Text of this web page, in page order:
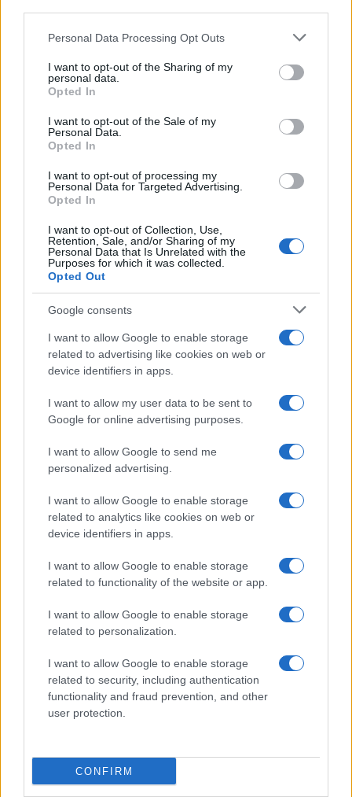
Please note that this website/app uses one or more Google
not limited to your visit or usage behaviour. You may click to
grant or deny consent to Google and its third-party tags to
use your data for below specified purposes in below Google
consent section.
Personal Data Processing Opt Outs
I want to opt-out of the Sharing of my
personal data.
Opted In
I want to opt-out of the Sale of my
Personal Data.
Opted In
I want to opt-out of processing my
Personal Data for Targeted Advertising.
Opted In
I want to opt-out of Collection, Use,
Retention, Sale, and/or Sharing of my
Personal Data that Is Unrelated with the
Purposes for which it was collected.
Opted Out
Google consents
I want to allow Google to enable storage
related to advertising like cookies on web or
device identifiers in apps.
I want to allow my user data to be sent to
Google for online advertising purposes.
I want to allow Google to send me
personalized advertising.
I want to allow Google to enable storage
related to analytics like cookies on web or
device identifiers in apps.
I want to allow Google to enable storage
related to functionality of the website or app.
I want to allow Google to enable storage
related to personalization.
I want to allow Google to enable storage
related to security, including authentication
functionality and fraud prevention, and other
user protection.
CONFIRM
Cómo Baqueira Beret impulsa la identidad
cultural y deportiva de la Val d’Aran y
Baqueira Beret no solo es sinónimo de esquí.…
CULTURA
Cómo Lamine Yamal y Rosalía Están
Redefiniendo la Marca España
Lamine Yamal y Rosalía son dos de los…
Muere el actor de ‘Dumbledore’ en Harry
El actor que hacía de Dumbledore en Harry…